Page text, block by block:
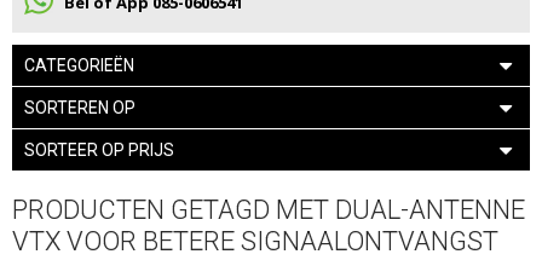
CATEGORIEËN
SORTEREN OP
SORTEER OP PRIJS
PRODUCTEN GETAGD MET DUAL-ANTENNE
VTX VOOR BETERE SIGNAALONTVANGST